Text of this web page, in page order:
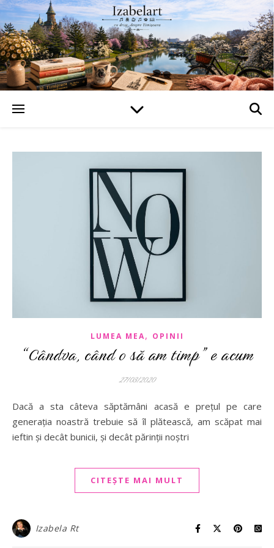
LUMEA MEA, OPINII
“Cândva, când o să am timp” e acum
27/03/2020
Dacă a sta câteva săptămâni acasă e prețul pe care
generația noastră trebuie să îl plătească, am scăpat mai
ieftin și decât bunicii, și decât părinții noștri
CITEȘTE MAI MULT
Izabela Rt